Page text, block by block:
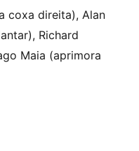
coxa direita), Alan
Richard
Maia (aprimora